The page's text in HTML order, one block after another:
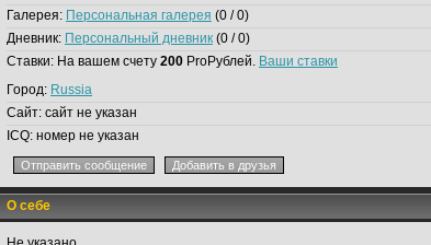
Галерея: Персональная галерея (0 / 0)
Дневник: Персональный дневник (0 / 0)
Ставки: На вашем счету 200 ProРублей. Ваши ставки
Город: Russia
Сайт: сайт не указан
ICQ: номер не указан
О себе